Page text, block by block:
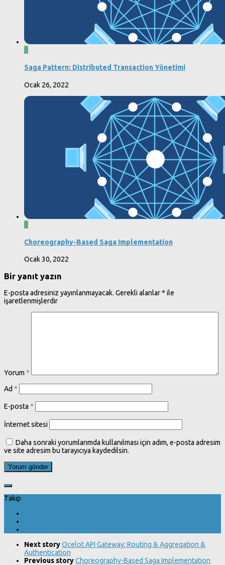
0
Saga Pattern: Distributed Transaction Yönetimi
Ocak 26, 2022
0
Choreography-Based Saga Implementation
Ocak 30, 2022
Bir yanıt yazın
E-posta adresiniz yayınlanmayacak. Gerekli alanlar* ile
işaretlenmişlerdir
Yorum *
Ad *
E-posta *
İnternet sitesi
Daha sonraki yorumlarımda kullanılması için adım, e-posta adresim
ve site adresim bu tarayıcıya kaydedilsin.
Takip
Next storyOcelot API Gateway: Routing & Aggregation &
Authentication
Previous storyChoreography-Based Saga Implementation